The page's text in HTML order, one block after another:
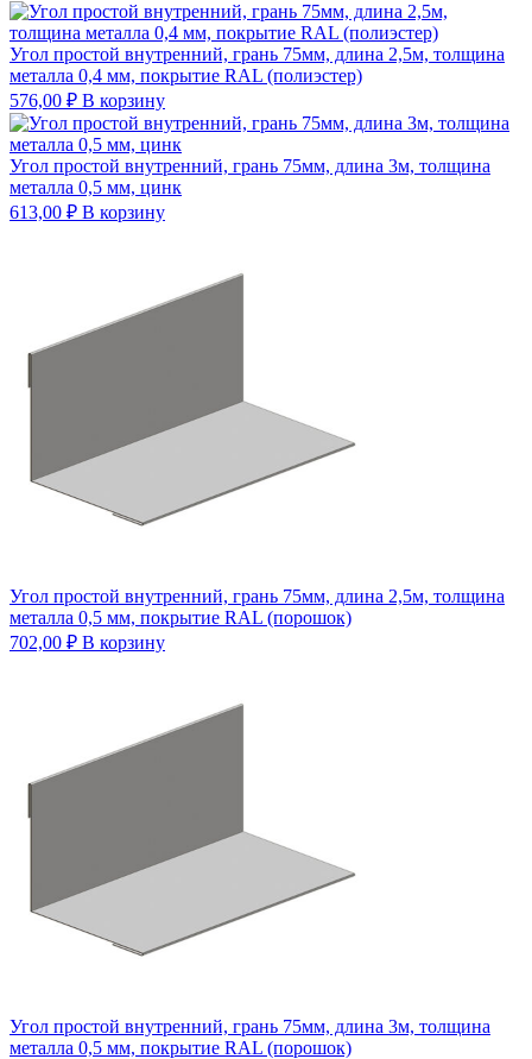
Угол простой внутренний, грань 75мм, длина 2,5м, толщина
металла 0,4 мм, покрытие RAL (полиэстер)
576,00 ₽ В корзину
Угол простой внутренний, грань 75мм, длина 3м, толщина
металла 0,5 мм, цинк
613,00 ₽ В корзину
Угол простой внутренний, грань 75мм, длина 2,5м, толщина
металла 0,5 мм, покрытие RAL (порошок)
702,00 ₽ В корзину
Угол простой внутренний, грань 75мм, длина 3м, толщина
металла 0,5 мм, покрытие RAL (порошок)